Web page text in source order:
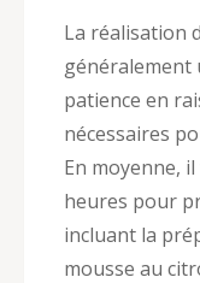
La réalisation
généralement
patience en
nécessaires
En moyenne,
heures pour
incluant la
mousse au